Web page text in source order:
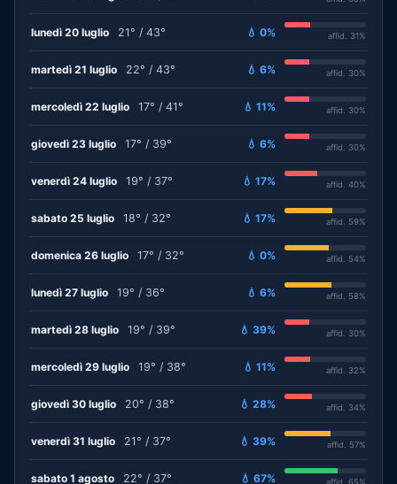
lunedì 20 luglio 21° / 43° 💧 0% affid. 31%
martedì 21 luglio 22° / 43° 💧 6% affid. 30%
mercoledì 22 luglio 17° / 41° 💧 11% affid. 30%
giovedì 23 luglio 17° / 39° 💧 6% affid. 30%
venerdì 24 luglio 19° / 37° 💧 17% affid. 40%
sabato 25 luglio 18° / 32° 💧 17% affid. 59%
domenica 26 luglio 17° / 32° 💧 0% affid. 54%
lunedì 27 luglio 19° / 36° 💧 6% affid. 58%
martedì 28 luglio 19° / 39° 💧 39% affid. 30%
mercoledì 29 luglio 19° / 38° 💧 11% affid. 32%
giovedì 30 luglio 20° / 38° 💧 28% affid. 34%
venerdì 31 luglio 21° / 37° 💧 39% affid. 57%
sabato 1 agosto 22° / 37° 💧 67% affid. 65%